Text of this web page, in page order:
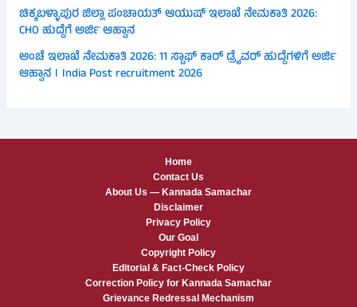
ಚಿಕ್ಕಬಳ್ಳಾಪುರ ಜಿಲ್ಲಾ ಪಂಚಾಯತ್ ಆಯುಷ್ ಇಲಾಖೆ ನೇಮಕಾತಿ 2026:
CHO ಹುದ್ದೆಗೆ ಅರ್ಜಿ ಆಹ್ವಾನ
ಅಂಚೆ ಇಲಾಖೆ ನೇಮಕಾತಿ 2026: 11 ಸ್ಟಾಫ್ ಕಾರ್ ಡ್ರೈವರ್ ಹುದ್ದೆಗಳಿಗೆ ಅರ್ಜಿ
ಆಹ್ವಾನ । India Post recruitment 2026
Home
Contact Us
About Us — Kannada Samachar
Disclaimer
Privacy Policy
Our Goal
Copyright Policy
Editorial & Fact-Check Policy
Correction Policy for Kannada Samachar
Grievance Redressal Mechanism